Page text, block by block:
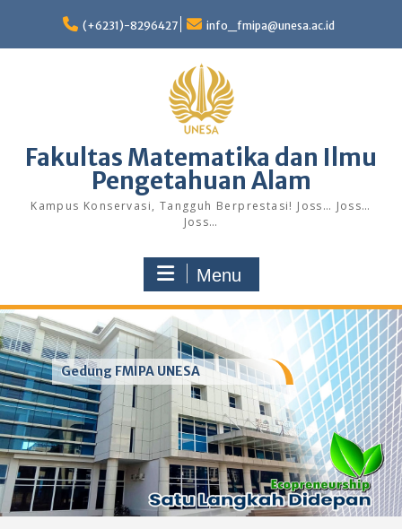
content
(+6231)-8296427 info_fmipa@unesa.ac.id
Fakultas Matematika dan Ilmu
Pengetahuan Alam
Kampus Konservasi, Tangguh Berprestasi! Joss… Joss…
Joss…
Menu
Gedung FMIPA UNESA